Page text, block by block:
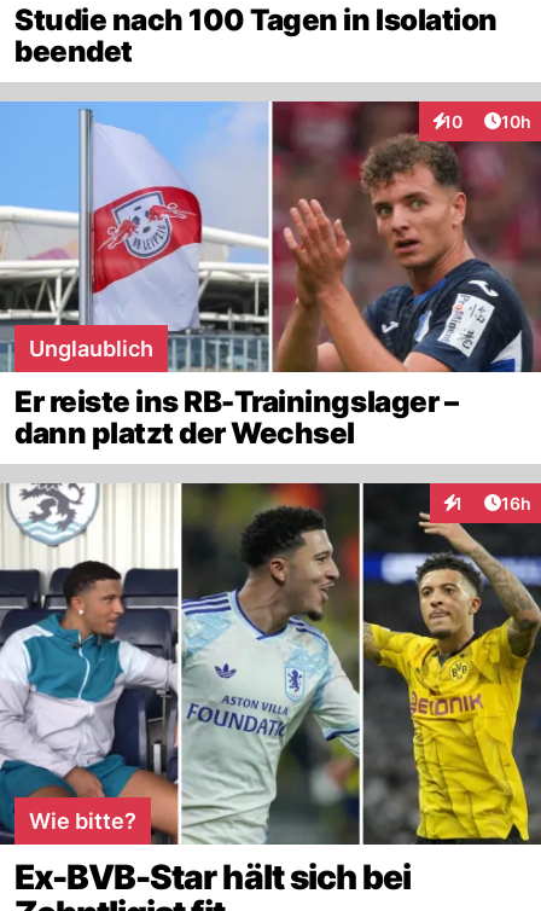
Studie nach 100 Tagen in Isolation
beendet
10
Interaktionen
10h
Unglaublich
Er reiste ins RB-Trainingslager –
dann platzt der Wechsel
1 16h
Wie bitte?
Ex-BVB-Star hält sich bei